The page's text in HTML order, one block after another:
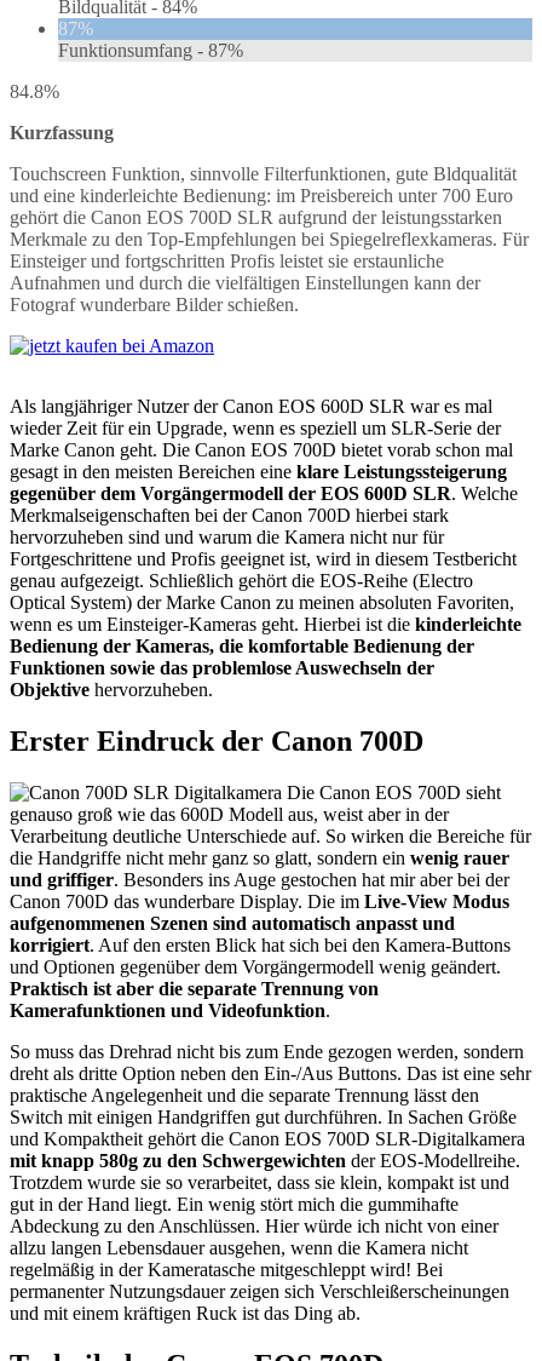
Bildqualität - 84%
87%
Funktionsumfang - 87%
84.8%
Kurzfassung
Touchscreen Funktion, sinnvolle Filterfunktionen, gute Bldqualität
und eine kinderleichte Bedienung: im Preisbereich unter 700 Euro
gehört die Canon EOS 700D SLR aufgrund der leistungsstarken
Merkmale zu den Top-Empfehlungen bei Spiegelreflexkameras. Für
Einsteiger und fortgschritten Profis leistet sie erstaunliche
Aufnahmen und durch die vielfältigen Einstellungen kann der
Fotograf wunderbare Bilder schießen.
Als langjähriger Nutzer der Canon EOS 600D SLR war es mal
wieder Zeit für ein Upgrade, wenn es speziell um SLR-Serie der
Marke Canon geht. Die Canon EOS 700D bietet vorab schon mal
gesagt in den meisten Bereichen eine klare Leistungssteigerung
gegenüber dem Vorgängermodell der EOS 600D SLR. Welche
Merkmalseigenschaften bei der Canon 700D hierbei stark
hervorzuheben sind und warum die Kamera nicht nur für
Fortgeschrittene und Profis geeignet ist, wird in diesem Testbericht
genau aufgezeigt. Schließlich gehört die EOS-Reihe (Electro
Optical System) der Marke Canon zu meinen absoluten Favoriten,
wenn es um Einsteiger-Kameras geht. Hierbei ist die kinderleichte
Bedienung der Kameras, die komfortable Bedienung der
Funktionen sowie das problemlose Auswechseln der
Objektive hervorzuheben.
Erster Eindruck der Canon 700D
Die Canon EOS 700D sieht
genauso groß wie das 600D Modell aus, weist aber in der
Verarbeitung deutliche Unterschiede auf. So wirken die Bereiche für
die Handgriffe nicht mehr ganz so glatt, sondern ein wenig rauer
und griffiger. Besonders ins Auge gestochen hat mir aber bei der
Canon 700D das wunderbare Display. Die im Live-View Modus
aufgenommenen Szenen sind automatisch anpasst und
korrigiert. Auf den ersten Blick hat sich bei den Kamera-Buttons
und Optionen gegenüber dem Vorgängermodell wenig geändert.
Praktisch ist aber die separate Trennung von
Kamerafunktionen und Videofunktion.
So muss das Drehrad nicht bis zum Ende gezogen werden, sondern
dreht als dritte Option neben den Ein-/Aus Buttons. Das ist eine sehr
praktische Angelegenheit und die separate Trennung lässt den
Switch mit einigen Handgriffen gut durchführen. In Sachen Größe
und Kompaktheit gehört die Canon EOS 700D SLR-Digitalkamera
mit knapp 580g zu den Schwergewichten der EOS-Modellreihe.
Trotzdem wurde sie so verarbeitet, dass sie klein, kompakt ist und
gut in der Hand liegt. Ein wenig stört mich die gummihafte
Abdeckung zu den Anschlüssen. Hier würde ich nicht von einer
allzu langen Lebensdauer ausgehen, wenn die Kamera nicht
regelmäßig in der Kameratasche mitgeschleppt wird! Bei
permanenter Nutzungsdauer zeigen sich Verschleißerscheinungen
und mit einem kräftigen Ruck ist das Ding ab.